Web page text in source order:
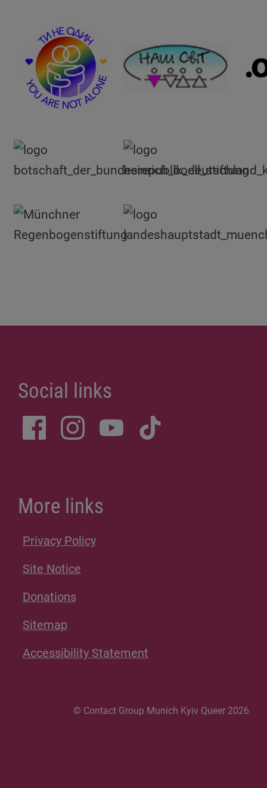
Social links
More links
Privacy Policy
Site Notice
Donations
Sitemap
Accessibility Statement
© Contact Group Munich Kyiv Queer 2026